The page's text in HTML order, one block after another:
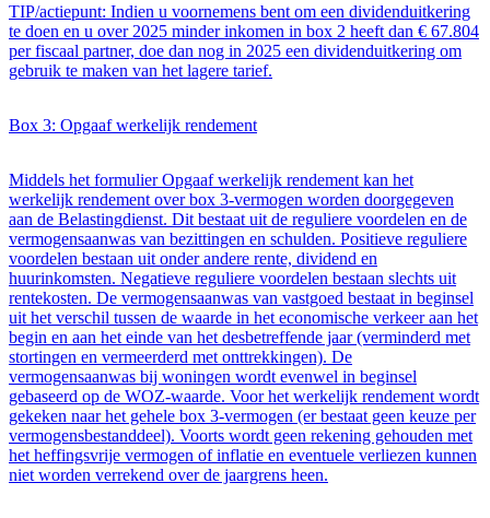
TIP/actiepunt: Indien u voornemens bent om een dividenduitkering
te doen en u over 2025 minder inkomen in box 2 heeft dan € 67.804
per fiscaal partner, doe dan nog in 2025 een dividenduitkering om
gebruik te maken van het lagere tarief.
Box 3: Opgaaf werkelijk rendement
Middels het formulier Opgaaf werkelijk rendement kan het
werkelijk rendement over box 3-vermogen worden doorgegeven
aan de Belastingdienst. Dit bestaat uit de reguliere voordelen en de
vermogensaanwas van bezittingen en schulden. Positieve reguliere
voordelen bestaan uit onder andere rente, dividend en
huurinkomsten. Negatieve reguliere voordelen bestaan slechts uit
rentekosten. De vermogensaanwas van vastgoed bestaat in beginsel
uit het verschil tussen de waarde in het economische verkeer aan het
begin en aan het einde van het desbetreffende jaar (verminderd met
stortingen en vermeerderd met onttrekkingen). De
vermogensaanwas bij woningen wordt evenwel in beginsel
gebaseerd op de WOZ-waarde. Voor het werkelijk rendement wordt
gekeken naar het gehele box 3-vermogen (er bestaat geen keuze per
vermogensbestanddeel). Voorts wordt geen rekening gehouden met
het heffingsvrije vermogen of inflatie en eventuele verliezen kunnen
niet worden verrekend over de jaargrens heen.